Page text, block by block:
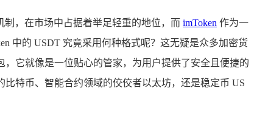
，在市场中占据着举足轻重的地位，而 imToken 作为一
中的 USDT 究竟采用何种格式呢？这无疑是众多加密货
它就像是一位贴心的管家，为用户提供了安全且便捷的
特币、智能合约领域的佼佼者以太坊，还是稳定币 US